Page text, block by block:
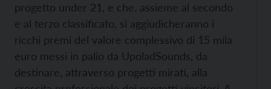
progetto under 21, e che, assieme al secondo
e al terzo classificato, si aggiudicheranno i
ricchi premi del valore complessivo di 15 mila
euro messi in palio da UpoladSounds, da
destinare, attraverso progetti mirati, alla